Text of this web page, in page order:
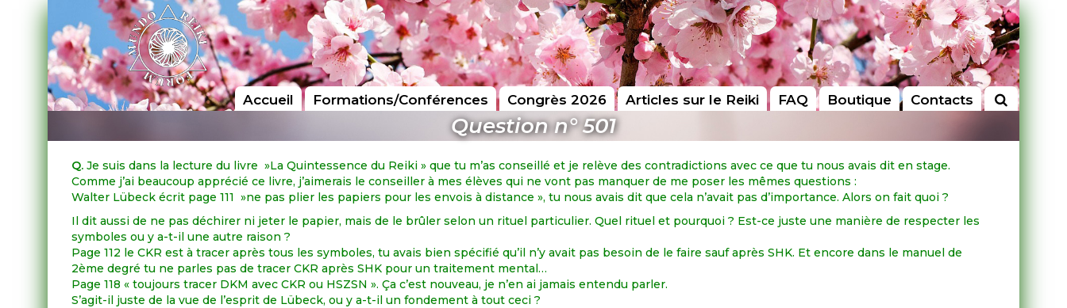
Accueil Formations/Conférences Congrès 2026 Articles sur le Reiki FAQ Boutique Contacts
Question n° 501
Q. Je suis dans la lecture du livre »La Quintessence du Reiki » que tu m’as conseillé et je relève des contradictions avec ce que tu nous avais dit en stage.
Comme j’ai beaucoup apprécié ce livre, j’aimerais le conseiller à mes élèves qui ne vont pas manquer de me poser les mêmes questions :
Walter Lübeck écrit page 111 »ne pas plier les papiers pour les envois à distance », tu nous avais dit que cela n’avait pas d’importance. Alors on fait quoi ?
Il dit aussi de ne pas déchirer ni jeter le papier, mais de le brûler selon un rituel particulier. Quel rituel et pourquoi ? Est-ce juste une manière de respecter les
symboles ou y a-t-il une autre raison ?
Page 112 le CKR est à tracer après tous les symboles, tu avais bien spécifié qu’il n’y avait pas besoin de le faire sauf après SHK. Et encore dans le manuel de
2ème degré tu ne parles pas de tracer CKR après SHK pour un traitement mental…
Page 118 « toujours tracer DKM avec CKR ou HSZSN ». Ça c’est nouveau, je n’en ai jamais entendu parler.
S’agit-il juste de la vue de l’esprit de Lübeck, ou y a-t-il un fondement à tout ceci ?